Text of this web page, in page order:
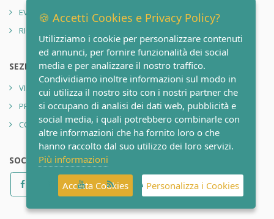
EVENTI
RIONE SANITÀ 2.0
SEZIONI
VIDEO
PRIVACY POLICY
CONTATTI
SOCIAL
🍪 Accetti Cookies e Privacy Policy?
Utilizziamo i cookie per personalizzare contenuti
ed annunci, per fornire funzionalità dei social
media e per analizzare il nostro traffico.
Condividiamo inoltre informazioni sul modo in
cui utilizza il nostro sito con i nostri partner che
si occupano di analisi dei dati web, pubblicità e
social media, i quali potrebbero combinarle con
altre informazioni che ha fornito loro o che
hanno raccolto dal suo utilizzo dei loro servizi.
Più informazioni
Accetta Cookies Personalizza i Cookies